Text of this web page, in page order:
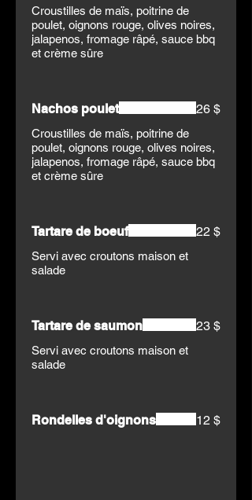
Croustilles de maïs, poitrine de
poulet, oignons rouge, olives noires,
jalapenos, fromage râpé, sauce bbq
et crème sûre
Nachos poulet
Croustilles de maïs, poitrine de
poulet, oignons rouge, olives noires,
jalapenos, fromage râpé, sauce bbq
et crème sûre
26 $
Tartare de boeuf
Servi avec croutons maison et
salade
22 $
Tartare de saumon
Servi avec croutons maison et
salade
23 $
Rondelles d'oignons 12 $